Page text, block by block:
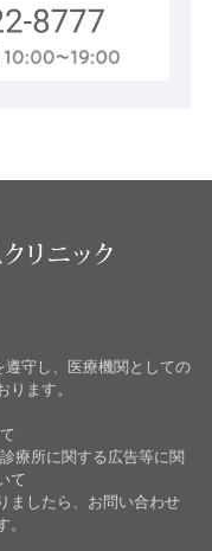
守し、医療機関としての
ます。
療所に関する広告等に関
て
ましたら、お問い合わせ